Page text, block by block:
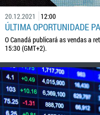
20.12.2021 12:00
ÚLTIMA OPORTUNIDADE
O Canadá publicará as vendas a
15:30 (GMT+2).